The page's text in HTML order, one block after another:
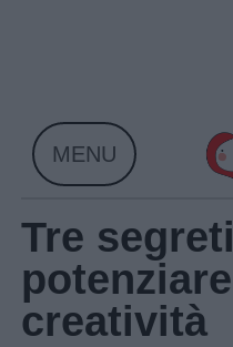
MENU
Tre
creatività